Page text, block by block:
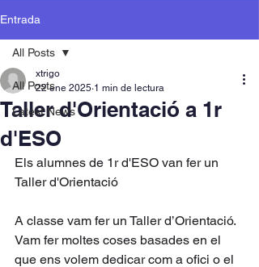
Entrada
All Posts
Latest News
All Posts
Taller d'Orientació a 1r
d'ESO
xtrigo
22 ene 2025 1 min de lectura
Els alumnes de 1r d'ESO van fer un
Taller d'Orientació
A classe vam fer un Taller d’Orientació.
Vam fer moltes coses basades en el
que ens volem dedicar com a ofici o el